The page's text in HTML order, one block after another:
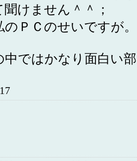
けません＾＾；
ＰＣのせいですが。
中ではかなり面白い